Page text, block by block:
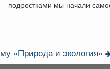
подростками мы начали
«Природа и экология»